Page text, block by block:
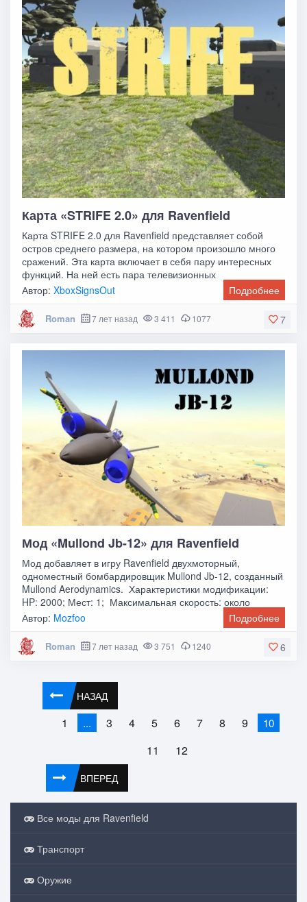
Карта «STRIFE 2.0» для Ravenfield
Карта STRIFE 2.0 для Ravenfield представляет собой
остров среднего размера, на котором произошло много
сражений. Эта карта включает в себя пару интересных
функций. На ней есть пара телевизионных
Автор:XboxSignsOut Подробнее
7
Roman 7 лет назад 3 411 1077
Мод «Mullond Jb-12» для Ravenfield
Мод добавляет в игру Ravenfield двухмоторный,
одноместный бомбардировщик Mullond Jb-12, созданный
Mullond Aerodynamics. Характеристики модификации:
HP: 2000; Мест: 1; Максимальная скорость: около
Автор: Mozfoo Подробнее
6
Roman 7 лет назад 3 751 1240
НАЗАД
1 ... 3 4 5 6 7 8 9 10
11 12
ВПЕРЕД
Все моды для Ravenfield
Транспорт
Оружие